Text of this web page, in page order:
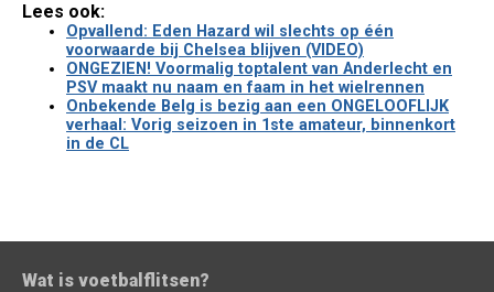
Lees ook:
Opvallend: Eden Hazard wil slechts op één
voorwaarde bij Chelsea blijven (VIDEO)
ONGEZIEN! Voormalig toptalent van Anderlecht en
PSV maakt nu naam en faam in het wielrennen
Onbekende Belg is bezig aan een ONGELOOFLIJK
verhaal: Vorig seizoen in 1ste amateur, binnenkort
in de CL
Wat is voetbalflitsen?